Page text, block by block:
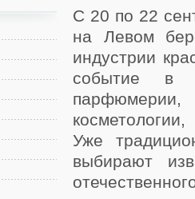
С 20 по 22
на Левом
индустрии
событие в
парфюмерии,
Уже
выбирают